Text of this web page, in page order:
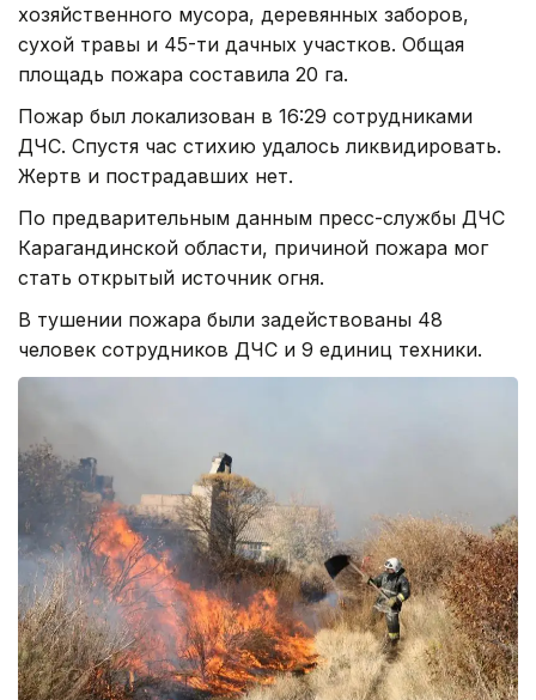
хозяйственного мусора, деревянных заборов,
сухой травы и 45-ти дачных участков. Общая
площадь пожара составила 20 га.
Пожар был локализован в 16:29 сотрудниками
ДЧС. Спустя час стихию удалось ликвидировать.
Жертв и пострадавших нет.
По предварительным данным пресс-службы ДЧС
Карагандинской области, причиной пожара мог
стать открытый источник огня.
В тушении пожара были задействованы 48
человек сотрудников ДЧС и 9 единиц техники.